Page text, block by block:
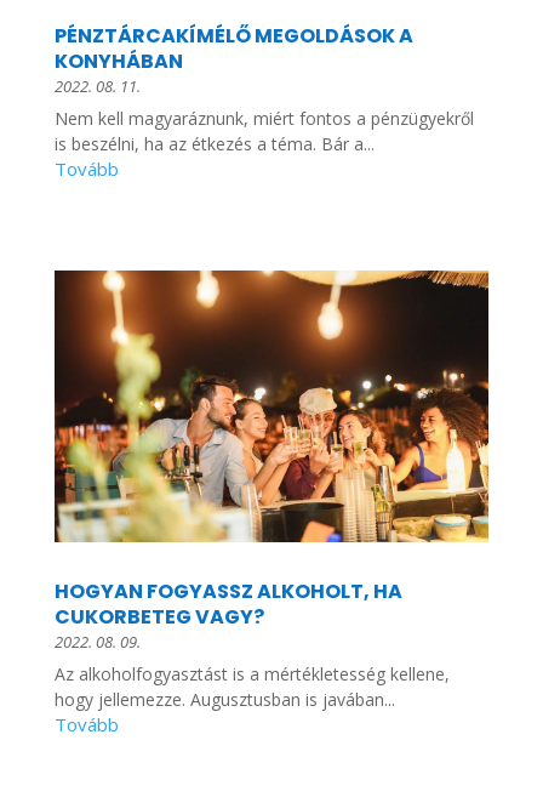
PÉNZTÁRCAKÍMÉLŐ MEGOLDÁSOK A
KONYHÁBAN
2022. 08. 11.
Nem kell magyaráznunk, miért fontos a pénzügyekről
is beszélni, ha az étkezés a téma. Bár a...
HOGYAN FOGYASSZ ALKOHOLT, HA
CUKORBETEG VAGY?
2022. 08. 09.
Az alkoholfogyasztást is a mértékletesség kellene,
hogy jellemezze. Augusztusban is javában...